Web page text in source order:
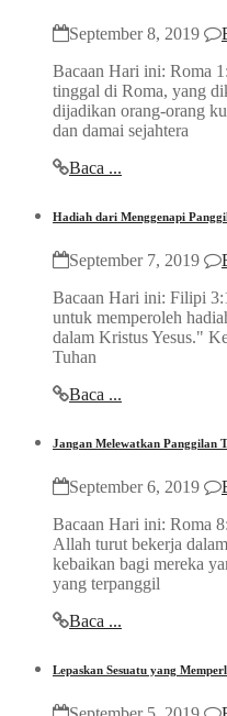
September 8, 2019
Bacaan Hari ini: Roma
tinggal di Roma, yang
dijadikan orang-orang
dan damai sejahtera
Baca ...
Hadiah dari Menggenapi
September 7, 2019
Bacaan Hari ini: Filipi
untuk memperoleh
dalam Kristus Yesus."
Tuhan
Baca ...
Jangan Melewatkan Panggilan
September 6, 2019
Bacaan Hari ini: Roma
Allah turut bekerja
kebaikan bagi mereka
yang terpanggil
Baca ...
Lepaskan Sesuatu yang